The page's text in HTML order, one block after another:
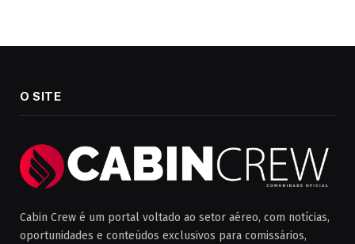
O SITE
Cabin Crew é um portal voltado ao setor aéreo, com notícias,
oportunidades e conteúdos exclusivos para comissários,